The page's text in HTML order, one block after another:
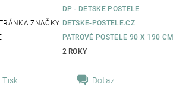
DP - DETSKE POSTELE
ZNAČKY DETSKE-POSTELE.CZ
PATROVÉ POSTELE 90 X 190 CM
2 ROKY
Tisk Dotaz